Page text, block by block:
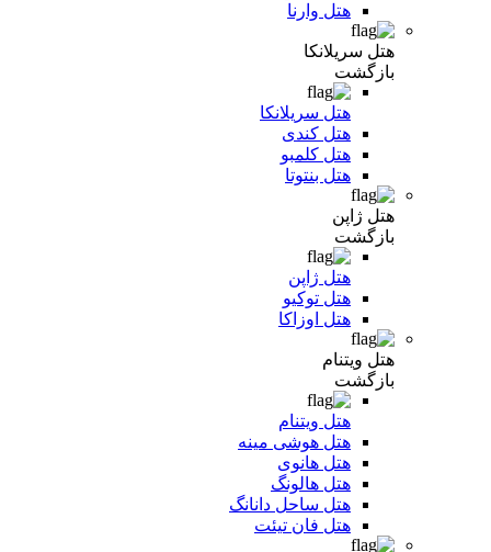
هتل وارنا
هتل سریلانکا
بازگشت
هتل سریلانکا
هتل کندی
هتل کلمبو
هتل بنتوتا
هتل ژاپن
بازگشت
هتل ژاپن
هتل توکیو
هتل اوزاکا
هتل ویتنام
بازگشت
هتل ویتنام
هتل هوشی مینه
هتل هانوی
هتل هالونگ
هتل ساحل دانانگ
هتل فان تیئت